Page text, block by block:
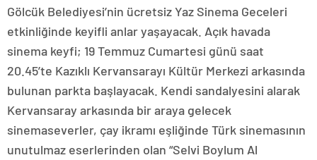
Gölcük Belediyesi’nin ücretsiz Yaz Sinema Geceleri
etkinliğinde keyifli anlar yaşayacak. Açık havada
sinema keyfi; 19 Temmuz Cumartesi günü saat
20.45’te Kazıklı Kervansarayı Kültür Merkezi arkasında
bulunan parkta başlayacak. Kendi sandalyesini alarak
Kervansaray arkasında bir araya gelecek
sinemaseverler, çay ikramı eşliğinde Türk sinemasının
unutulmaz eserlerinden olan “Selvi Boylum Al